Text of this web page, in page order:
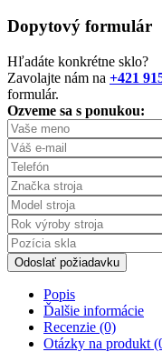
Dopytový formulár
Hľadáte konkrétne sklo?
Zavolajte nám na +421
formulár.
Ozveme sa s ponukou:
Odoslať požiadavku
Popis
Ďalšie informácie
Recenzie (0)
Otázky na produkt